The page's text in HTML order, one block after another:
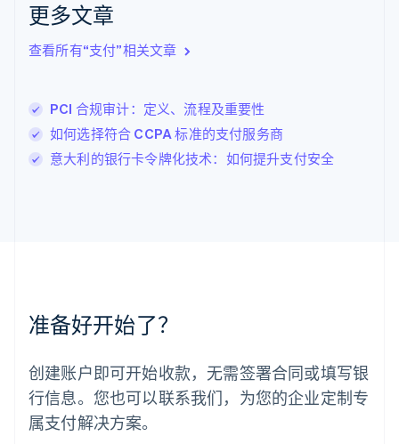
更多文章
查看所有“支付”相关文章
PCI 合规审计：定义、流程及重要性
如何选择符合 CCPA 标准的支付服务商
意大利的银行卡令牌化技术：如何提升支付安全
准备好开始了？
创建账户即可开始收款，无需签署合同或填写银
行信息。您也可以联系我们，为您的企业定制专
属支付解决方案。
English
English
卢森堡
罗马尼亚
English
挪威
葡萄牙
Português English
日本
日本語English
瑞典